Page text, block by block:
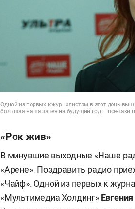
Одной из первых к журналистам в этот день
большая наша затея на будущий год — все-таки
«Рок жив»
В минувшие выходные «Наше
«Арене». Поздравить радио
«Чайф». Одной из первых к
«Мультимедиа Холдинг»